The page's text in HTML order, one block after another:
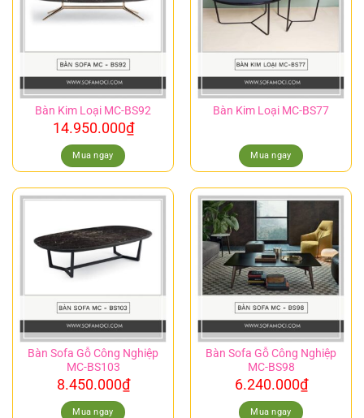
Bàn Kim Loại MC-BS92
14.950.000₫
Mua ngay
Bàn Kim Loại MC-BS77
Mua ngay
Bàn Sofa Gỗ Công Nghiệp
MC-BS103
8.450.000₫
Mua ngay
Bàn Sofa Gỗ Công Nghiệp
MC-BS98
6.240.000₫
Mua ngay